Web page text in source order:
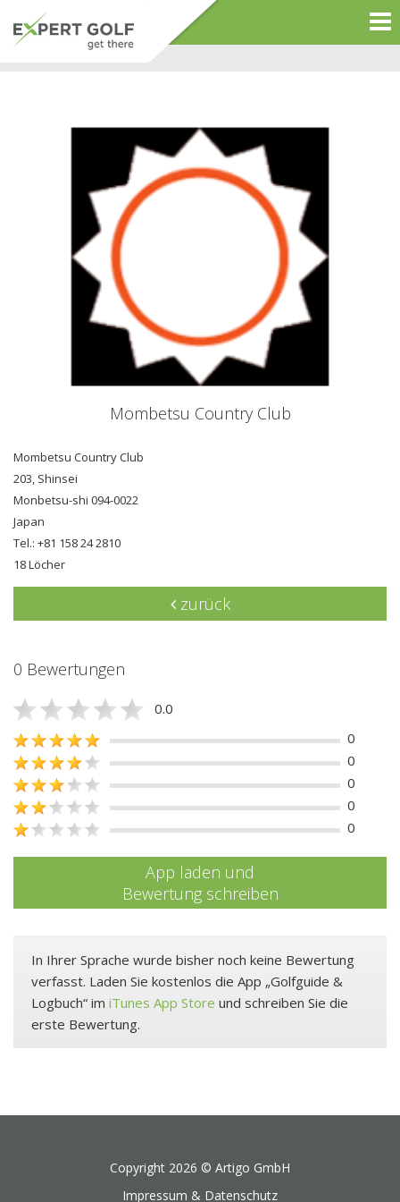
Mombetsu Country Club
Mombetsu Country Club
203, Shinsei
Monbetsu-shi 094-0022
Japan
Tel.: +81 158 24 2810
18 Löcher
zurück
0 Bewertungen
0.0
0
0
0
0
0
App laden und
Bewertung schreiben
In Ihrer Sprache wurde bisher noch keine Bewertung
verfasst. Laden Sie kostenlos die App „Golfguide &
Logbuch“ im iTunes App Store und schreiben Sie die
erste Bewertung.
Copyright 2026 © Artigo GmbH
Impressum & Datenschutz